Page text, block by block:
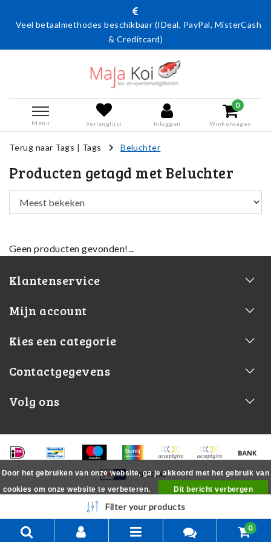
Veel betaalmethodes beschikbaar (IDeal, PayPal, MisterCash
& Creditcard)
Menu Verlanglijst Inloggen
0
Winkelwagen
Terug naar Tags | Tags Beluchter
Producten getagd met Beluchter
Geen producten gevonden!...
Klantenservice
Mijn account
Kies een categorie
Contactgegevens
Volg ons
Filter your products
0
Door het gebruiken van onze website, ga je akkoord met het gebruik van
cookies om onze website te verbeteren.
Dit bericht verbergen
Meer over cookies »